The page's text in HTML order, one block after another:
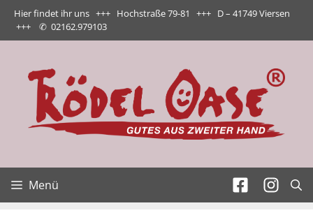
Zum
Inhalt
springen
Hier findet ihr uns +++ Hochstraße 79-81 +++ D – 41749 Viersen
+++ ✆ 02162.979103
Menü